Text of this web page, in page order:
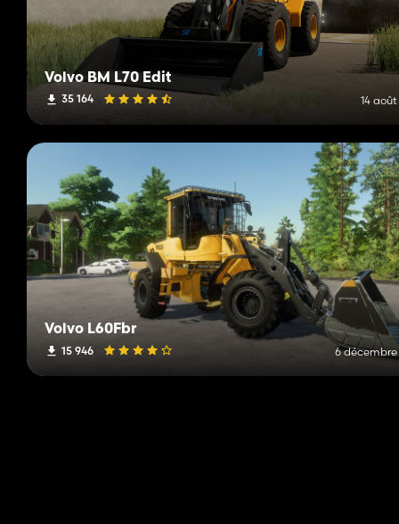
Volvo BM L70 Edit
35 164 14
Volvo L60Fbr
15 946 6 décembre